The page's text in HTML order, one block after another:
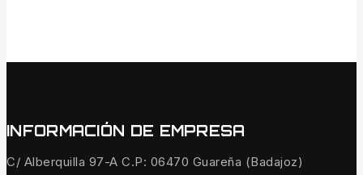
INFORMACIÓN DE EMPRESA
C/ Alberquilla 97-A C.P: 06470 Guareña (Badajoz)